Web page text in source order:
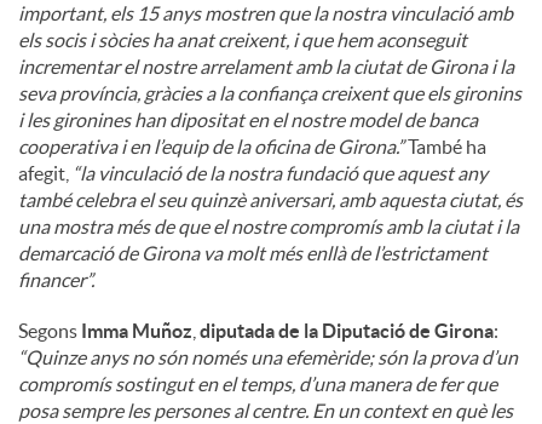
important, els 15 anys mostren que la nostra vinculació amb
els socis i sòcies ha anat creixent, i que hem aconseguit
incrementar el nostre arrelament amb la ciutat de Girona i la
seva província, gràcies a la confiança creixent que els gironins
i les gironines han dipositat en el nostre model de banca
cooperativa i en l’equip de la oficina de Girona.”També ha
afegit, “la vinculació de la nostra fundació que aquest any
també celebra el seu quinzè aniversari, amb aquesta ciutat, és
una mostra més de que el nostre compromís amb la ciutat i la
demarcació de Girona va molt més enllà de l’estrictament
financer”.
Segons Imma Muñoz diputada de la Diputació de Girona:
“Quinze anys no són només una efemèride; són la prova d’un
compromís sostingut en el temps, d’una manera de fer que
posa sempre les persones al centre. En un context en què les